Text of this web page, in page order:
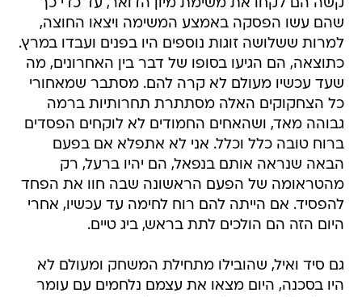
קשה הם לקחו את משימת מיון הדואר, עד כדי כך
שהם עשו הפסקה באמצע המשימה ויצאו החוצה,
למרות ששלושה זוגות נוספים היו בפנים ועבדו במרץ.
כתוצאה, הם הגיעו בסופו של דבר בין האחרונים, מה
שעד עכשיו מעולם לא קרה להם. מסתבר שמאחורי
כל הצחקוקים האלה מסתתרת תחרותיות ברמה
גבוהה מאד, ושהאחים החמודים לא לוקחים הפסדים
ברוח טובה כלל וכלל. אני לא אתפלא אם בפעם
הבאה שנראה אותם בנפאל, הם יהיו ברעל, רק
מהטראומה של הפעם הראשונה שבה חוו את הפחד
להפסיד. אם הייתה להם רוח לחימה עד עכשיו, אחרי
היום הזה הם הולכים לתת בראש, ביג טיים.
גם סיד ואיל, שהובילו מתחילת המשחק ומעולם לא
היו בסכנה, היום מצאו את עצמם נלחמים עם עומר